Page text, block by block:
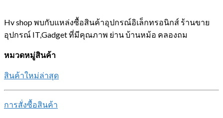
Hv shop พบกับแหล่งซื้อสินค้าอุปกรณ์อิเล็กทรอนิกส์ ร้านขาย
อุปกรณ์ IT,Gadget ที่มีคุณภาพ ย่าน บ้านหม้อ คลองถม
หมวดหมู่สินค้า
สินค้าใหม่ล่าสุด
การสั่งซื้อสินค้า